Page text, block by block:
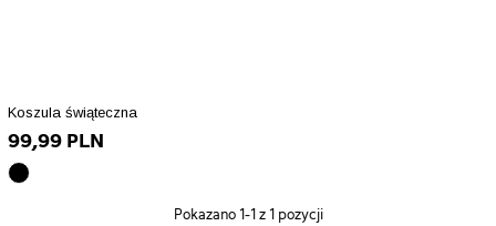
Koszula świąteczna
99,99 PLN
czarny
Pokazano1-1 z 1 pozycji